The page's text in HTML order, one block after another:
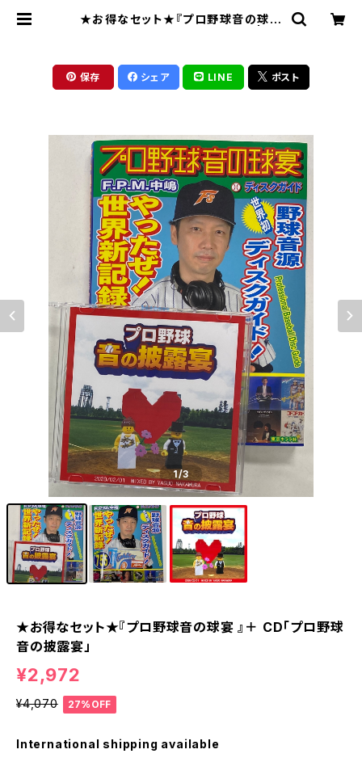
★お得なセット★『プロ野球音の球宴
保存 シェア LINE ポスト
1/3
★お得なセット★『プロ野球音の球宴 』＋ CD「プロ野球
音の披露宴」
¥2,972
¥4,070 27%OFF
International shipping available